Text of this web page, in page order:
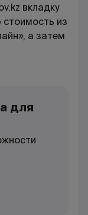
вкладку
из
а затем
для